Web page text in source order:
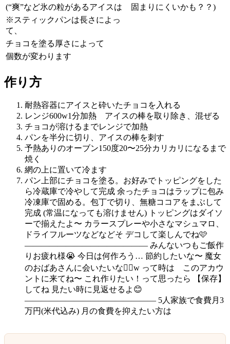
(“爽”など氷の粒があるアイスは
固まりにくいかも？？)
※スティックパンは長さによっ
て、
チョコを塗る厚さによって
個数が変わります
作り方
耐熱容器にアイスと砕いたチョコを入れる
レンジ600w1分加熱 アイスの棒を取り除き、混ぜる
チョコが溶けるまでレンジで加熱
パンを半分に切り、アイスの棒を刺す
予熱ありのオーブン150度20〜25分カリカリになるまで
焼く
網の上に置いて冷ます
パン上部にチョコを塗る。お好みでトッピングをした
ら冷蔵庫で冷やして完成 余ったチョコはラップに包み
冷凍庫で固める。包丁で切り、無糖ココアをまぶして
完成 (常温になっても溶けません) トッピングはダイソ
ーで揃えたよ〜 カラースプレーや小さなマシュマロ、
ドライフルーツなどなどそ デコして楽しんでね🩷
——————————————— みんないつもご飯作
りお疲れ様😭 今日は何作ろう… 節約したいな〜 魔女
のおばあさんに会いたいな🧙‍♀️w って時は このアカウ
ントに来てね〜 これ作りたい！って思ったら 【保存】
してね 見たい時に見返せるよ😊
———————————————— 5人家族で食費月3
万円(米代込み) 月の食費を抑えたい方は